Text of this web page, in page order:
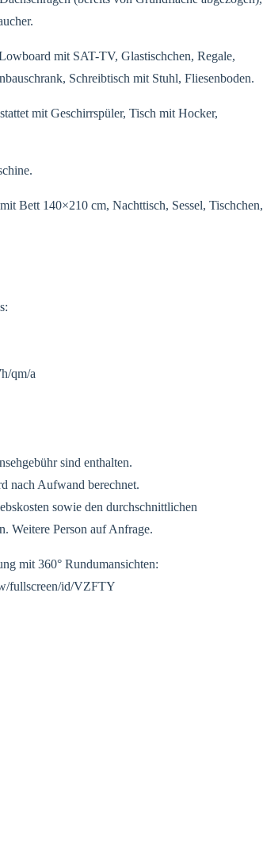
mit SAT-TV, Glastischchen, Regale,
Schreibtisch mit Stuhl, Fliesenboden.
mit Geschirrspüler, Tisch mit Hocker,
Bett 140×210 cm, Nachttisch, Sessel, Tischchen,
qm/a
sind enthalten.
nach Aufwand berechnet.
sowie den durchschnittlichen
Weitere Person auf Anfrage.
mit 360° Rundumansichten:
fullscreen/id/VZFTY